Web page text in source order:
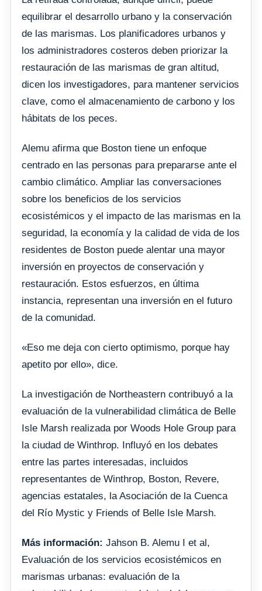
equilibrar el desarrollo urbano y la conservación
de las marismas. Los planificadores urbanos y
los administradores costeros deben priorizar la
restauración de las marismas de gran altitud,
dicen los investigadores, para mantener servicios
clave, como el almacenamiento de carbono y los
hábitats de los peces.
Alemu afirma que Boston tiene un enfoque
centrado en las personas para prepararse ante el
cambio climático. Ampliar las conversaciones
sobre los beneficios de los servicios
ecosistémicos y el impacto de las marismas en la
seguridad, la economía y la calidad de vida de los
residentes de Boston puede alentar una mayor
inversión en proyectos de conservación y
restauración. Estos esfuerzos, en última
instancia, representan una inversión en el futuro
de la comunidad.
«Eso me deja con cierto optimismo, porque hay
apetito por ello», dice.
La investigación de Northeastern contribuyó a la
evaluación de la vulnerabilidad climática de Belle
Isle Marsh realizada por Woods Hole Group para
la ciudad de Winthrop. Influyó en los debates
entre las partes interesadas, incluidos
representantes de Winthrop, Boston, Revere,
agencias estatales, la Asociación de la Cuenca
del Río Mystic y Friends of Belle Isle Marsh.
Más información: Jahson B. Alemu I et al,
Evaluación de los servicios ecosistémicos en
marismas urbanas: evaluación de la